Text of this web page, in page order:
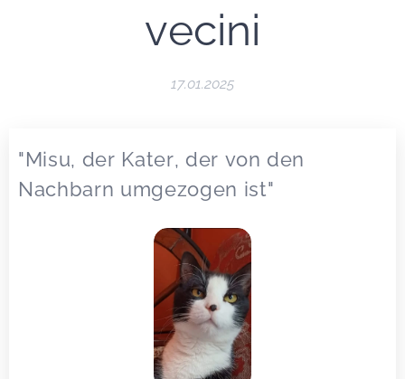
vecini
17.01.2025
"Misu, der Kater, der von den
Nachbarn umgezogen ist"